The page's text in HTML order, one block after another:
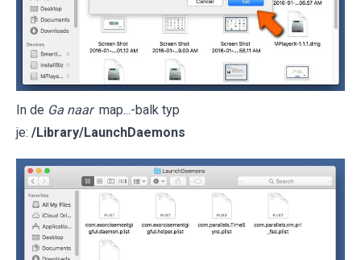
In de Ga naar map...-balk typ
je: /Library/LaunchDaemons